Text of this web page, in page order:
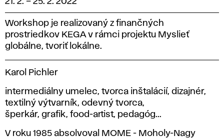
21. 2. – 25. 2. 2022
Workshop je realizovaný z finančných
prostriedkov KEGA v rámci projektu Myslieť
globálne, tvoriť lokálne.
Karol Pichler
intermediálny umelec, tvorca inštalácií, dizajnér,
textilný výtvarník, odevný tvorca,
šperkár, grafik, food-artist, pedagóg...
V roku 1985 absolvoval MOME - Moholy-Nagy